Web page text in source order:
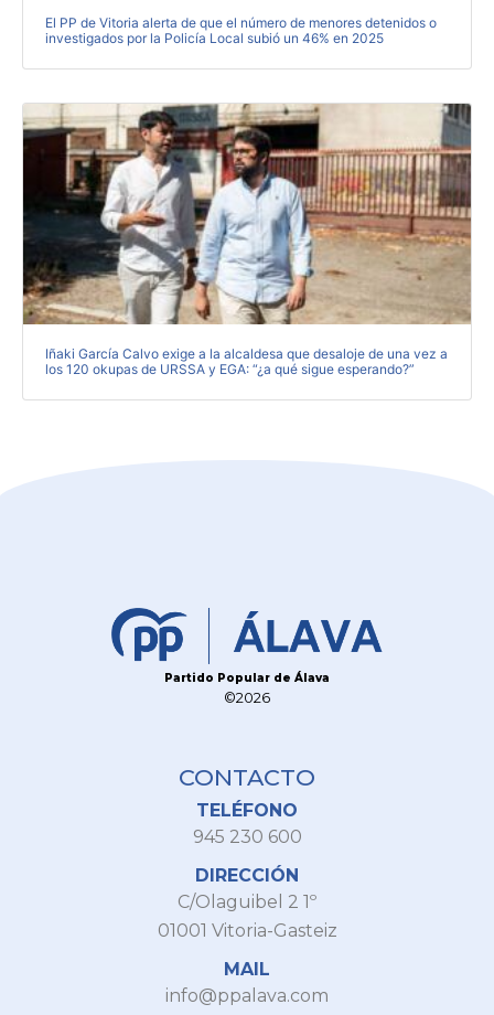
El PP de Vitoria alerta de que el número de menores detenidos o
investigados por la Policía Local subió un 46% en 2025
Iñaki García Calvo exige a la alcaldesa que desaloje de una vez a
los 120 okupas de URSSA y EGA: “¿a qué sigue esperando?”
Partido Popular de Álava
©2026
CONTACTO
TELÉFONO
945 230 600
DIRECCIÓN
C/Olaguibel 2 1º
01001 Vitoria-Gasteiz
MAIL
info@ppalava.com